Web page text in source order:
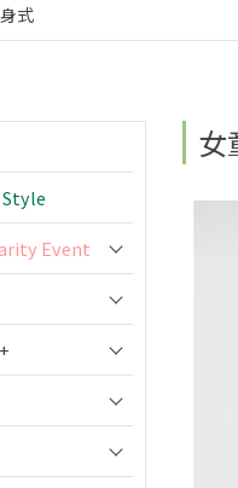
式
Style
Event
女